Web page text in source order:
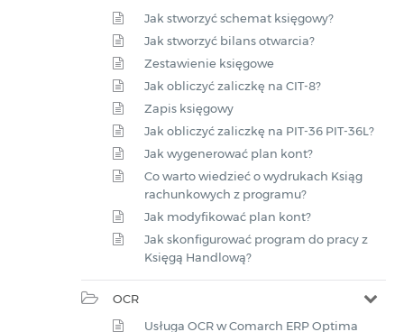
Jak stworzyć schemat księgowy?
Jak stworzyć bilans otwarcia?
Zestawienie księgowe
Jak obliczyć zaliczkę na CIT-8?
Zapis księgowy
Jak obliczyć zaliczkę na PIT-36 PIT-36L?
Jak wygenerować plan kont?
Co warto wiedzieć o wydrukach Ksiąg
rachunkowych z programu?
Jak modyfikować plan kont?
Jak skonfigurować program do pracy z
Księgą Handlową?
OCR
Usługa OCR w Comarch ERP Optima